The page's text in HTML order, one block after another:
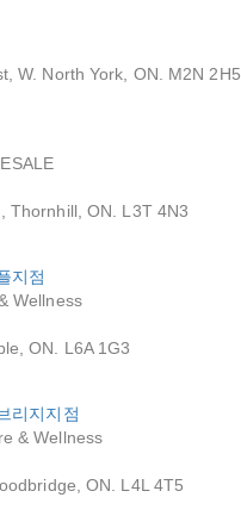
W. North York, ON. M2N 2H5
Thornhill, ON. L3T 4N3
지점
Wellness
ON. L6A 1G3
리지지점
& Wellness
ON. L4L 4T5